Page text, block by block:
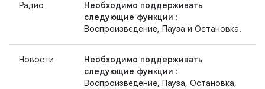
Радио
Необходимо поддерживать
следующие функции :
Воспроизведение, Пауза и Остановка.
Новости
Необходимо поддерживать
следующие функции :
Воспроизведение, Пауза, Остановка,